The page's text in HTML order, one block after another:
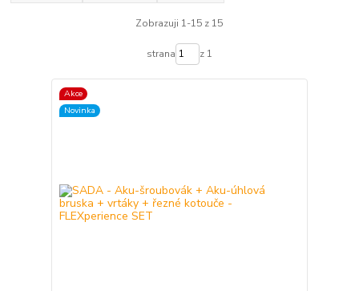
Zobrazuji 1-15 z 15
strana z 1
Akce
Novinka